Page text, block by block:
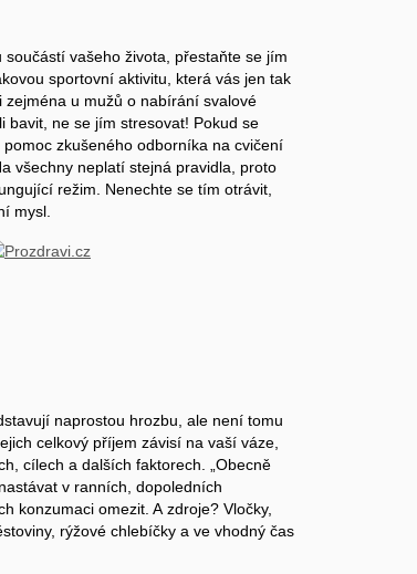
vašeho života, přestaňte se jím
sportovní aktivitu, která vás jen tak
u mužů o nabírání svalové
bavit, ne se jím stresovat! Pokud se
zkušeného odborníka na cvičení
všechny neplatí stejná pravidla, proto
režim. Nenechte se tím otrávit,
mysl.
naprostou hrozbu, ale není tomu
celkový příjem závisí na vaší váze,
cílech a dalších faktorech. „Obecně
v ranních, dopoledních
konzumaci omezit. A zdroje? Vločky,
rýžové chlebíčky a ve vhodný čas